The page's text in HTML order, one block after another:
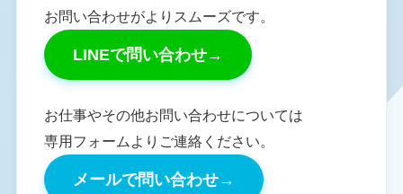
お問い合わせがよりスムーズです。
LINEで問い合わせ→
お仕事やその他お問い合わせについては
専用フォームよりご連絡ください。
メールで問い合わせ→